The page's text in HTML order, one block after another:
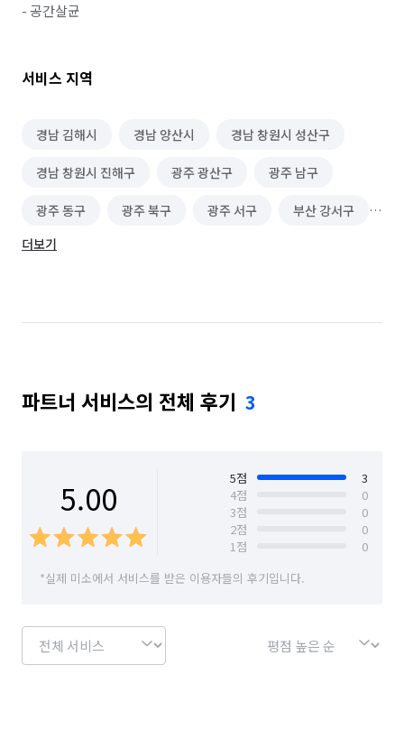
- 공간살균
서비스 지역
경남 김해시 경남 양산시 경남 창원시 성산구
경남 창원시 진해구 광주 광산구 광주 남구
광주 동구 광주 북구 광주 서구 부산 강서구
부산 금정구
부산 북구 부산 사상구 부산 사하구
부산 영도구 부산 중구 부산 해운대구
전북 고창군
전북 군산시 전북 남원시
전북 무주군 전북 부안군 전북 순창군
전북 완주군 전북 익산시 전북 임실군
전북 장수군 전북 전주시 덕진구
전북 전주시 완산구
더보기
파트너 서비스의 전체 후기 3
5.00 5점
3
4점
0
3점
0
2점
0
1점
0
*실제 미소에서 서비스를 받은 이용자들의 후기입니다.